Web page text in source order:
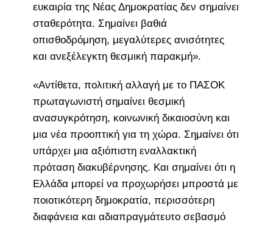
ευκαιρία της Νέας Δημοκρατίας δεν σημαίνει
σταθερότητα. Σημαίνει βαθιά
οπισθοδρόμηση, μεγαλύτερες ανισότητες
και ανεξέλεγκτη θεσμική παρακμή».
«Αντίθετα, πολιτική αλλαγή με το ΠΑΣΟΚ
πρωταγωνιστή σημαίνει θεσμική
ανασυγκρότηση, κοινωνική δικαιοσύνη και
μια νέα προοπτική για τη χώρα. Σημαίνει ότι
υπάρχει μια αξιόπιστη εναλλακτική
πρόταση διακυβέρνησης. Και σημαίνει ότι η
Ελλάδα μπορεί να προχωρήσει μπροστά με
ποιοτικότερη δημοκρατία, περισσότερη
διαφάνεια και αδιαπραγμάτευτο σεβασμό